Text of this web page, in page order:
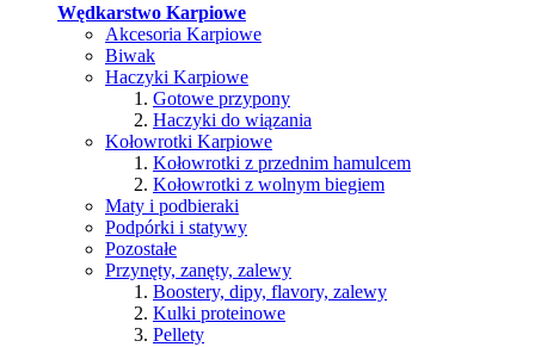
Wędkarstwo Karpiowe
Akcesoria Karpiowe
Biwak
Haczyki Karpiowe
Gotowe przypony
Haczyki do wiązania
Kołowrotki Karpiowe
Kołowrotki z przednim hamulcem
Kołowrotki z wolnym biegiem
Maty i podbieraki
Podpórki i statywy
Pozostałe
Przynęty, zanęty, zalewy
Boostery, dipy, flavory, zalewy
Kulki proteinowe
Pellety